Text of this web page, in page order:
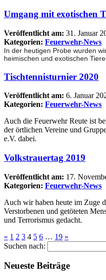
Umgang mit exotischen
Veröffentlicht am: 31. Januar
Kategorien: Feuerwehr-News
In der heutigen Probe wurden
heimischen und exotischen
Tischtennisturnier 2020
Veröffentlicht am: 6. Januar
Kategorien: Feuerwehr-News
Auch die Feuerwehr Reute ist
der örtlichen Vereine und
e.V. dabei.
Volkstrauertag 2019
Veröffentlicht am: 17.
Kategorien: Feuerwehr-News
Auch wir haben heute im Zuge
Verstorbenen und getöteten
und Terrorismus gedacht.
« 1 2 3 4 5 6 … 19 »
Suchen nach:
Neueste Beiträge